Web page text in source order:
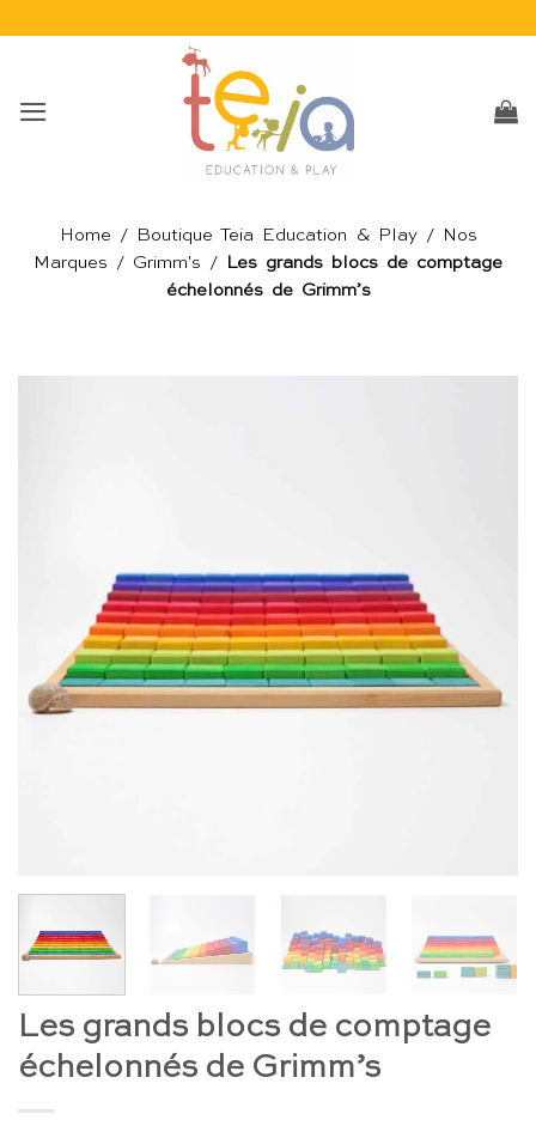
Home / Boutique Teia Education & Play/
Nos
Marques / Grimm's /
Les grands blocs de comptage
échelonnés de Grimm’s
Les grands blocs de comptage
échelonnés de Grimm’s